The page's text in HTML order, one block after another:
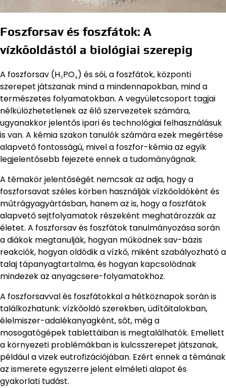
Foszforsav és foszfátok: A
vízkőoldástól a biológiai szerepig
A foszforsav (H₃PO₄) és sói, a foszfátok, központi
szerepet játszanak mind a mindennapokban, mind a
természetes folyamatokban. A vegyületcsoport tagjai
nélkülözhetetlenek az élő szervezetek számára,
ugyanakkor jelentős ipari és technológiai felhasználásuk
is van. A kémia szakon tanulók számára ezek megértése
alapvető fontosságú, mivel a foszfor-kémia az egyik
legjelentősebb fejezete ennek a tudományágnak.
A témakör jelentőségét nemcsak az adja, hogy a
foszforsavat széles körben használják vízkőoldóként és
műtrágyagyártásban, hanem az is, hogy a foszfátok
alapvető sejtfolyamatok részeként meghatározzák az
életet. A foszforsav és foszfátok tanulmányozása során
a diákok megtanulják, hogyan működnek sav-bázis
reakciók, hogyan oldódik a vízkő, miként szabályozható a
talaj tápanyagtartalma, és hogyan kapcsolódnak
mindezek az anyagcsere-folyamatokhoz.
A foszforsavval és foszfátokkal a hétköznapok során is
találkozhatunk: vízkőoldó szerekben, üdítőitalokban,
élelmiszer-adalékanyagként, sőt, még a
mosogatógépek tablettáiban is megtalálhatók. Emellett
a környezeti problémákban is kulcsszerepet játszanak,
például a vizek eutrofizációjában. Ezért ennek a témának
az ismerete egyszerre jelent elméleti alapot és
gyakorlati tudást.